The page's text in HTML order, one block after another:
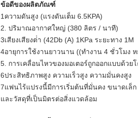
ข้อดีของผลิตภัณฑ์
1ความดันสูง (แรงดันเต็ม 6.5KPA)
2. ปริมาณอากาศใหญ่ (380 ลิตร / นาที)
3เสียงเสียงต่ํา (42Db (A) 1KPa ระยะทาง 1M
4อายุการใช้งานยาวนาน ((ทํางาน 4 ชั่วโมง
5. การเคลื่อนไหวของมอเตอร์ถูกออกแบบด้วย
6ประสิทธิภาพสูง ความเร็วสูง ความมั่นคงสูง
7แฟนไร้แปรงนี้มีการเริ่มต้นที่มั่นคง ขนาดเล็
และวัสดุที่เป็นมิตรต่อสิ่งแวดล้อม